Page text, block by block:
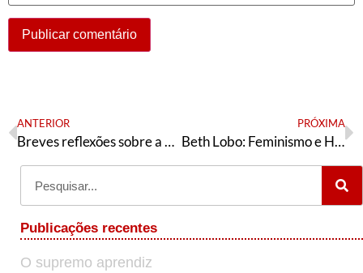
ANTERIOR
Breves reflexões sobre a violência política de gênero e sub-representação das mulheres no Brasil
PRÓXIMA
Beth Lobo: Feminismo e História do Trabalho
Publicações recentes
O supremo aprendiz